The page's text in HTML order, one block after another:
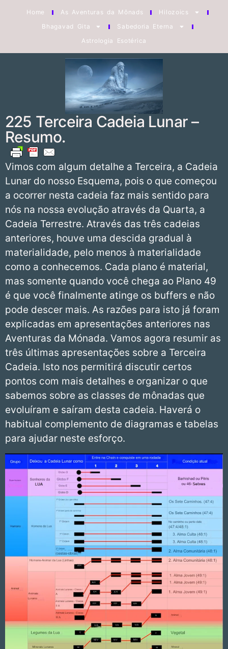
Home As Aventuras da Mônads
Hilozoics
Bhagavad Gita
Sabedoria Eterna
Astrologia Esotérica
225 Terceira Cadeia Lunar –
Resumo.
Vimos com algum detalhe a Terceira, a Cadeia
Lunar do nosso Esquema, pois o que começou
a ocorrer nesta cadeia faz mais sentido para
nós na nossa evolução através da Quarta, a
Cadeia Terrestre. Através das três cadeias
anteriores, houve uma descida gradual à
materialidade, pelo menos à materialidade
como a conhecemos. Cada plano é material,
mas somente quando você chega ao Plano 49
é que você finalmente atinge os buffers e não
pode descer mais. As razões para isto já foram
explicadas em apresentações anteriores nas
Aventuras da Mónada. Vamos agora resumir as
três últimas apresentações sobre a Terceira
Cadeia. Isto nos permitirá discutir certos
pontos com mais detalhes e organizar o que
sabemos sobre as classes de mônadas que
evoluíram e saíram desta cadeia. Haverá o
habitual complemento de diagramas e tabelas
para ajudar neste esforço.